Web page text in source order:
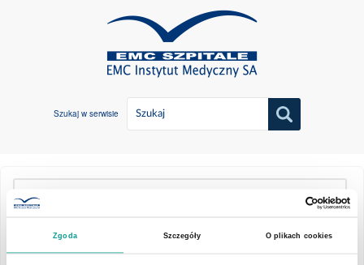
Zgoda Szczegóły O plikach cookies
Szukaj w serwisie
Menu
Misja, wizja, wartości